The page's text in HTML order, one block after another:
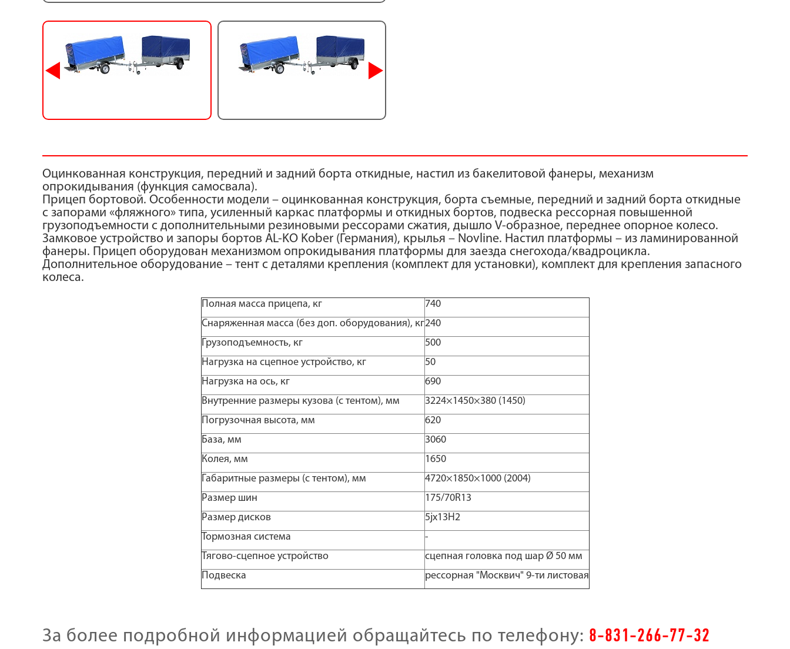
Оцинкованная конструкция, передний и задний борта откидные, настил из бакелитовой фанеры, механизм
опрокидывания (функция самосвала).
Прицеп бортовой. Особенности модели – оцинкованная конструкция, борта съемные, передний и задний борта откидные
с запорами «фляжного» типа, усиленный каркас платформы и откидных бортов, подвеска рессорная повышенной
грузоподъемности с дополнительными резиновыми рессорами сжатия, дышло V-образное, переднее опорное колесо.
Замковое устройство и запоры бортов AL-KO Kober (Германия), крылья – Novline. Настил платформы – из ламинированной
фанеры. Прицеп оборудован механизмом опрокидывания платформы для заезда снегохода/квадроцикла.
Дополнительное оборудование – тент с деталями крепления (комплект для установки), комплект для крепления запасного
колеса.
Полная масса прицепа, кг
740
Снаряженная масса (без доп. оборудования), кг240
Грузоподъемность, кг
500
Нагрузка на сцепное устройство, кг
50
Нагрузка на ось, кг
690
Внутренние размеры кузова (с тентом), мм
3224×1450×380 (1450)
Погрузочная высота, мм
620
База, мм
3060
Колея, мм
1650
Габаритные размеры (с тентом), мм
4720×1850×1000 (2004)
Размер шин
175/70R13
Размер дисков
5jx13H2
Тормозная система
-
Тягово-сцепное устройство
сцепная головка под шар Ø 50 мм
Подвеска
рессорная "Москвич" 9-ти листовая
За более подробной информацией обращайтесь по телефону: 8-831-266-77-32